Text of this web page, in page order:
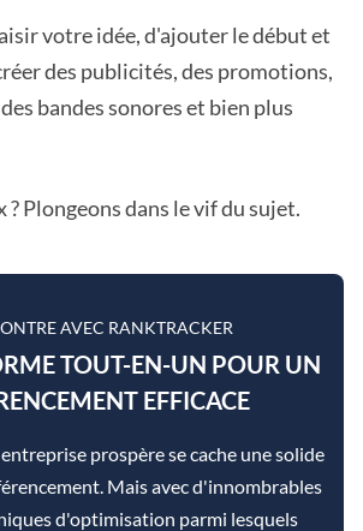
votre idée, d'ajouter le début et
des publicités, des promotions,
bandes sonores et bien plus
? Plongeons dans le vif du sujet.
AVEC RANKTRACKER
TOUT-EN-UN POUR UN
EFFICACE
prospère se cache une solide
Mais avec d'innombrables
d'optimisation parmi lesquels